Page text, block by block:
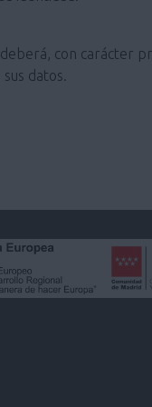
con carácter
datos.